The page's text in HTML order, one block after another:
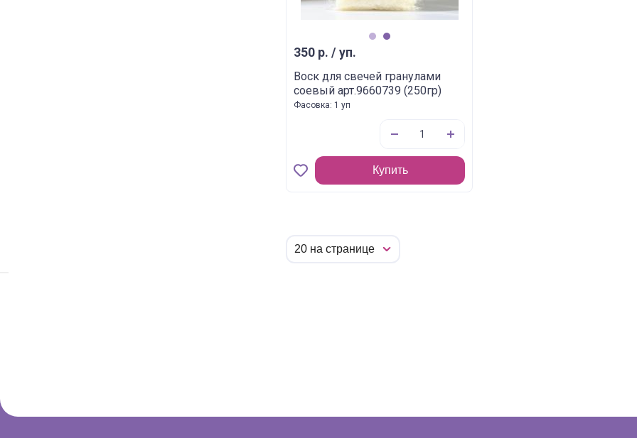
350 р. / уп.
Воск для свечей гранулами
соевый арт.9660739 (250гр)
Фасовка: 1 уп
Купить